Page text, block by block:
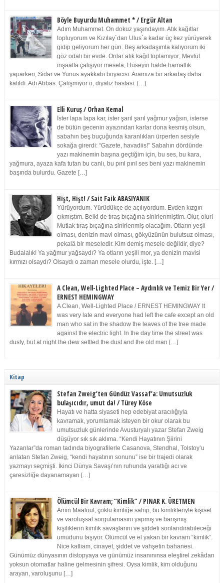
Böyle Buyurdu Muhammet * / Ergür Altan
Adım Muhammet. On dokuz yaşındayım. Atık kağıtlar
topluyorum ve Kızılay`dan Ulus`a kadar üç kez yürüyerek
gidip geliyorum her gün. Beş arkadaşımla kalıyorum iki
göz odalı bir evde. Onlar atık kağıt toplamıyor; Mevlüt
inşaatta çalışıyor mesela, Hüseyin halde hamallık
yaparken, Sidar ve Yunus ayakkabı boyacısı. Aramıza bir arkadaş daha
katıldı. Adı Abbas. Çalışmıyor o, diyaliz hastası. […]
Elli Kuruş / Orhan Kemal
İster lapa lapa kar, ister şarıl şarıl yağmur yağsın, isterse
de bütün gecenin ayazından karlar dona kesmiş olsun,
sabahın beş buçuğunda karanlıkları ürperten sesiyle
sokağa girerdi: “Gazete, havadiis!” Sabahın dördünde
yazı makinemin başına geçtiğim için, bu ses, bu kara,
yağmura, ayaza kafa tutan bu canlı, bu pırıl pırıl ses beni yazı makinemin
başında bulurdu. Gazete […]
Hişt, Hişt! / Sait Faik ABASIYANIK
Yürüyordum. Yürüdükçe de açılıyordum. Evden kızgın
çıkmıştım. Belki de tıraş bıçağına sinirlenmiştim. Olur, olur!
Mutlak tıraş bıçağına sinirlenmiş olacağım. Otların yeşil
olması, denizin mavi olması, gökyüzünün bulutsuz olması,
pekalâ bir meseledir. Kim demiş mesele değildir, diye?
Budalalık! Ya yağmur yağsaydı? Ya otların yeşili mor, ya denizin mavisi
kırmızı olsaydı? Olsaydı o zaman mesele olurdu, işte. […]
A Clean, Well-Lighted Place – Aydınlık ve Temiz Bir Yer /
ERNEST HEMINGWAY
A Clean, Well-Lighted Place / ERNEST HEMINGWAY It
was very late and everyone had left the cafe except an old
man who sat in the shadow the leaves of the tree made
against the electric light. In the day time the street was
dusty, but at night the dew settled the dust and the old man […]
Kitap
Stefan Zweig’ten Gündüz Vassaf’a: Umutsuzluk
bulaşıcıdır, umut da! / Türey Köse
Hayatı ve hatta siyaseti hep edebiyat aracılığıyla
kavramak, yorumlamak isteyen bir okur olarak bu
umutsuzluk günlerinde Avusturyalı yazar Stefan Zweig
düşüyor sık sık aklıma. “Kendi Hayatının Şiirini
Yazanlar”da roman tadında biyografilerle Casanova, Stendhal, Tolstoy’u
anlatan Stefan Zweig, “kendi hayatının sonunu” ise bir trajedi olarak
yazmayı seçmişti. İkinci Dünya Savaşı’nın ruhunda yarattığı acı ve
çaresizliğe dayanamayan […]
Ölümcül Bir Kavram; “Kimlik” / PINAR K. ÜRETMEN
Amin Maalouf, çoklu kimliğe sahip, bu kimlikleriyle kişisel
ve varoluşsal sorgulamasını yapmış ve barışmış
kişiliklerin kimlik savaşlarını ve şiddeti sonlandırabileceği
umudunu taşıyor. Ölümcül ve el yakan bir kavram “kimlik”.
Nice katliam, cinayet, şiddet ve vahşetin bahanesi.
Günümüz dünyasının distopyaya ve günümüz insanınınsa eleştirel zekâdan
yoksun otomatlar haline gelmesinin şifresi. Oysa kimlik, kim olduğunu
arayan, varoluşunu […]